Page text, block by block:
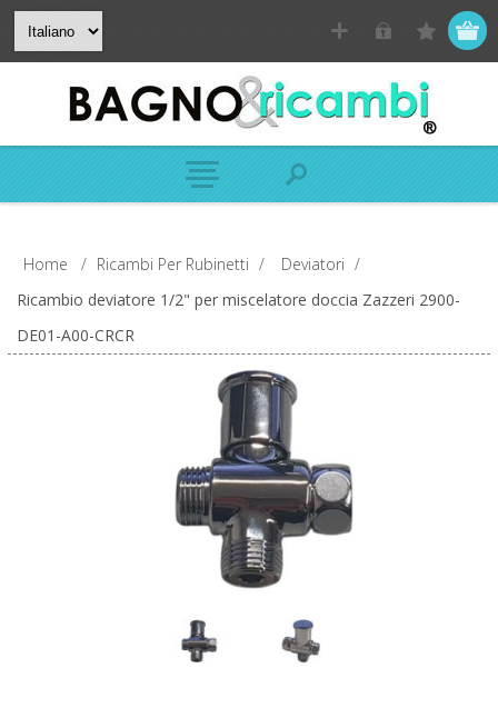
Home / Ricambi Per Rubinetti / Deviatori /
Ricambio deviatore 1/2" per miscelatore doccia Zazzeri 2900-
DE01-A00-CRCR